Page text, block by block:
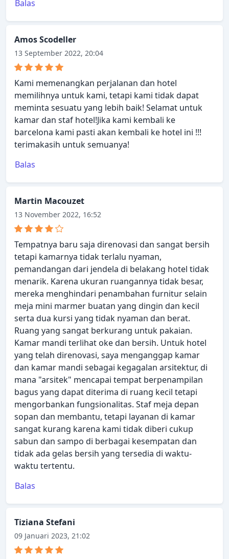
Balas
Amos Scodeller
13 September 2022, 20:04
Kami memenangkan perjalanan dan hotel
memilihnya untuk kami, tetapi kami tidak dapat
meminta sesuatu yang lebih baik! Selamat untuk
kamar dan staf hotel!Jika kami kembali ke
barcelona kami pasti akan kembali ke hotel ini !!!
terimakasih untuk semuanya!
Balas
Martin Macouzet
13 November 2022, 16:52
Tempatnya baru saja direnovasi dan sangat bersih
tetapi kamarnya tidak terlalu nyaman,
pemandangan dari jendela di belakang hotel tidak
menarik. Karena ukuran ruangannya tidak besar,
mereka menghindari penambahan furnitur selain
meja mini marmer buatan yang dingin dan kecil
serta dua kursi yang tidak nyaman dan berat.
Ruang yang sangat berkurang untuk pakaian.
Kamar mandi terlihat oke dan bersih. Untuk hotel
yang telah direnovasi, saya menganggap kamar
dan kamar mandi sebagai kegagalan arsitektur, di
mana "arsitek" mencapai tempat berpenampilan
bagus yang dapat diterima di ruang kecil tetapi
mengorbankan fungsionalitas. Staf meja depan
sopan dan membantu, tetapi layanan di kamar
sangat kurang karena kami tidak diberi cukup
sabun dan sampo di berbagai kesempatan dan
tidak ada gelas bersih yang tersedia di waktu-
waktu tertentu.
Balas
Tiziana Stefani
09 Januari 2023, 21:02